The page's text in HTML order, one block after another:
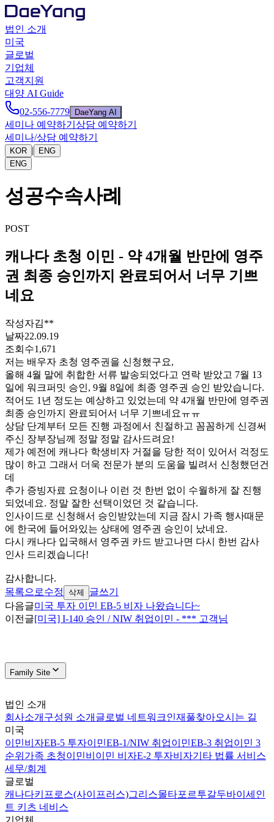
법인 소개
미국
글로벌
기업체
고객지원
대양 AI Guide
02-556-7779
DaeYang AI
세미나 예약하기 상담 예약하기
세미나/상담 예약하기
KOR |
ENG
ENG
성공수속사례
POST
캐나다 초청 이민 - 약 4개월 반만에 영주
권 최종 승인까지 완료되어서 너무 기쁘
네요
작성자김**
날짜22.09.19
조회수1,671
저는 배우자 초청 영주권을 신청했구요,
올해 4월 말에 취합한 서류 발송되었다고 연락 받았고 7월 13
일에 워크퍼밋 승인, 9월 8일에 최종 영주권 승인 받았습니다.
적어도 1 년 정도는 예상하고 있었는데 약 4개월 반만에 영주권
최종 승인까지 완료되어서 너무 기쁘네요ㅠㅠ
상담 단계부터 모든 진행 과정에서 친절하고 꼼꼼하게 신경써
주신 장부장님께 정말 정말 감사드려요!
제가 예전에 캐나다 학생비자 거절을 당한 적이 있어서 걱정도
많이 하고 그래서 더욱 전문가 분의 도움을 빌려서 신청했던건
데
추가 증빙자료 요청이나 이런 것 한번 없이 수월하게 잘 진행
되었네요. 정말 잘한 선택이었던 것 같습니다.
인사이드로 신청해서 승인받았는데 지금 잠시 가족 행사때문
에 한국에 들어와있는 상태에 영주권 승인이 났네요.
다시 캐나다 입국해서 영주권 카드 받고나면 다시 한번 감사
인사 드리겠습니다!
감사합니다.
목록으로수정 삭제
글쓰기
다음글미국 투자 이민 EB-5 비자 나왔습니다~
이전글[미국] I-140 승인 / NIW 취업이민 - *** 고객님
Family Site
법인 소개
회사소개 구성원 소개 글로벌 네트워크인재풀찾아오시는 길
미국
이민비자EB-5 투자이민EB-1/NIW 취업이민EB-3 취업이민 3
순위 가족 초청이민비이민 비자E-2 투자비자기타 법률 서비스
세무/회계
글로벌
캐나다키프로스(사이프러스)그리스몰타포르투갈두바이 세인
트 키츠 네비스
기업체